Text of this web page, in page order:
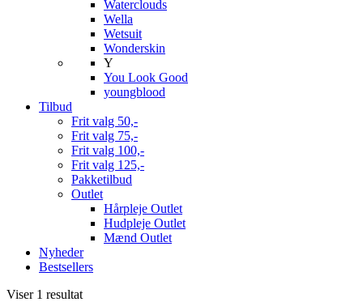
Waterclouds
Wella
Wetsuit
Wonderskin
Y
You Look Good
youngblood
Tilbud
Frit valg 50,-
Frit valg 75,-
Frit valg 100,-
Frit valg 125,-
Pakketilbud
Outlet
Hårpleje Outlet
Hudpleje Outlet
Mænd Outlet
Nyheder
Bestsellers
Viser 1 resultat